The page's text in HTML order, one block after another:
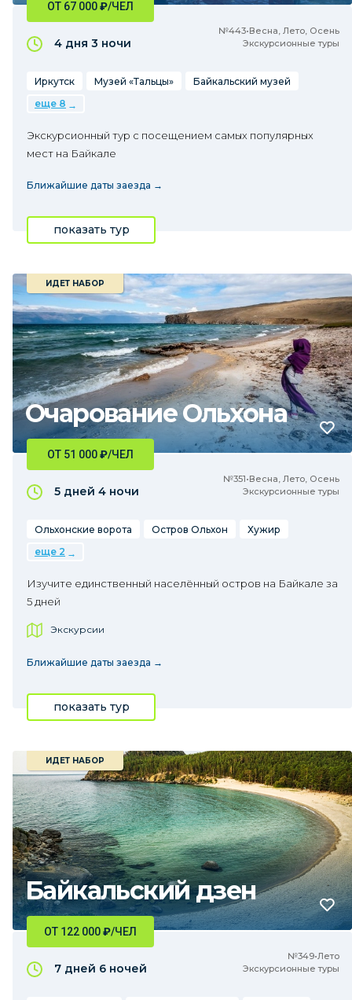
№443•Весна, Лето, Осень
Экскурсионные туры
ОТ 67 000₽/ЧЕЛ
4 дня 3 ночи
Иркутск Музей «Тальцы»
Байкальский музей
еще 8
Экскурсионный тур с посещением самых популярных
мест на Байкале
Ближайшие даты заезда →
показать тур
Очарование Ольхона
ИДЕТ НАБОР
№351•Весна, Лето, Осень
Экскурсионные туры
ОТ 51 000₽/ЧЕЛ
5 дней 4 ночи
Ольхонские ворота Остров Ольхон
Хужир
еще 2
Изучите единственный населённый остров на Байкале за
5 дней
Экскурсии
Ближайшие даты заезда →
показать тур
Байкальский дзен
ИДЕТ НАБОР
№349•Лето
Экскурсионные туры
ОТ 122 000₽/ЧЕЛ
7 дней 6 ночей